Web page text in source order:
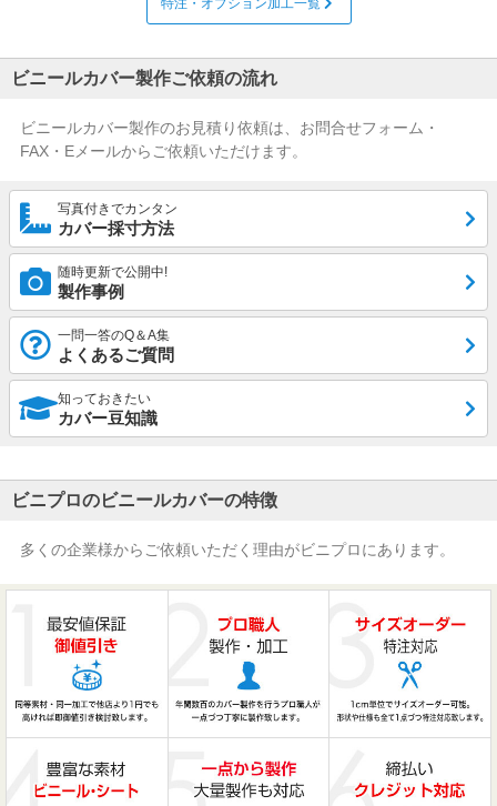
特注・オプション加工一覧
ビニールカバー製作ご依頼の流れ
ビニールカバー製作のお見積り依頼は、お問合せフォーム・
FAX・Eメールからご依頼いただけます。
写真付きでカンタン
カバー採寸方法
随時更新で公開中!
製作事例
一問一答のQ＆A集
よくあるご質問
知っておきたい
カバー豆知識
ビニプロのビニールカバーの特徴
多くの企業様からご依頼いただく理由がビニプロにあります。